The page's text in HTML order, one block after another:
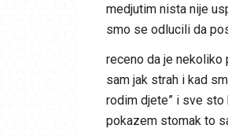
medjutim nista nije
smo se odlucili da
receno da je nekoliko
sam jak strah i kad
rodim djete” i sve sto
pokazem stomak to